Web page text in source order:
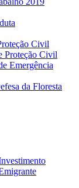
Civil
Proteção Civil
Emergência
da Floresta